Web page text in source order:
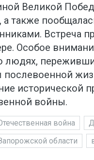
Великой
а также
Встреча
Особое
людях,
послевоенной
исторической
войны.
война
области